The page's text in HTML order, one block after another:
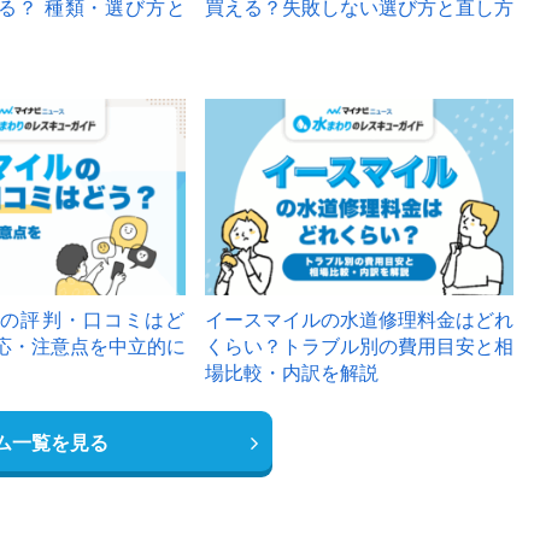
？ 種類・選び方と 買える？失敗しない選び方と直し方
評判・口コミはど
・注意点を中立的に
イースマイルの水道修理料金はどれ
くらい？トラブル別の費用目安と相
場比較・内訳を解説
一覧を見る